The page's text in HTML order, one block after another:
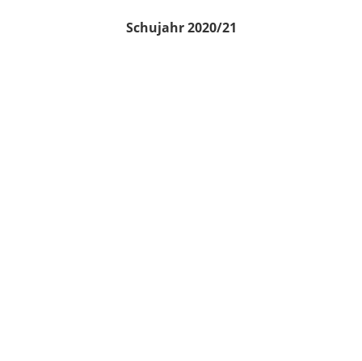
Schujahr 2020/21